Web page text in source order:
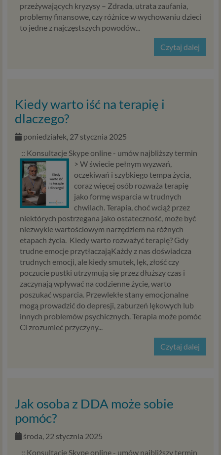
przeżywających kryzysy – Zdrada, utrata zaufania,
problemy finansowe, czy różnice w wychowaniu dzieci
to jedne z najczęstszych powodów...
Czytaj dalej
Kiedy warto iść na terapię i
dlaczego?
poniedziałek, 27 stycznia 2025
:: Konsultacje Skype online - umów najbliższy termin
> W świecie pełnym wyzwań,
oczekiwań i szybkiego tempa życia,
coraz więcej osób rozważa terapię
jako formę wsparcia w trudnych
chwilach. Terapia, choć wciąż przez
niektórych postrzegana jako ostateczność, może być
niezwykle wartościowym narzędziem na różnych
etapach życia. Kiedy warto rozważyć terapię? Gdy
trudne emocje przytłaczająKażdy z nas doświadcza
trudnych emocji, ale kiedy smutek, lęk, złość czy
poczucie pustki utrzymują się przez dłuższy czas i
zaczynają wpływać na codzienne życie, warto
poszukać wsparcia. Przewlekłe stany emocjonalne
mogą prowadzić do depresji, zaburzeń lękowych lub
innych problemów psychicznych. Terapia może pomóc
Ci zrozumieć przyczyny...
Czytaj dalej
Jak osoba z DDA może sobie
pomóc?
środa, 22 stycznia 2025
:: Konsultacje Skype online - umów najbliższy termin
Twoje dane będą przetwarzać Psychology Consulting
właściciel serwisu Psychorada.pl i Zaufani Partnerzy.
Twoje dane mogą być również powierzone do
przetwarzania innym podmiotom. W każdym takim
przypadku przekazanie danych nie uprawnia ich odbiorcy
agencją marketingową) lub usługodawcą (np. dostawcą
usług przechowywania danych). Dzięki temu możemy np.
lepiej dobrać najciekawsze lub najtańsze oferty
dopasowane dla Ciebie. W każdym przypadku
odpowiedzialności za ich przetwarzanie. Dane mogą być
też przekazywane organom publicznym, o ile upoważniają
ich do tego obowiązujące przepisy i przedstawią
odpowiednie żądanie, jednak nigdy w innym przypadku.
Cookies
Na naszych stronach internetowych i w aplikacjach
używamy technologii, takich jak pliki cookie, local storage i
podobnych służących do zbierania i przetwarzania danych
osobowych oraz danych eksploatacyjnych w celu
personalizowania udostępnianych treści i reklam oraz
analizowania ruchu na naszych stronach. W ten sposób
technologię tę wykorzystują również nasi Zaufani
Partnerzy. Cookies to dane informatyczne zapisywane w
plikach i przechowywane na Twoim urządzeniu
końcowym (tj. Twój komputer, tablet, smartphone itp.),
które przeglądarka wysyła do serwera przy
każdorazowym wejściu na stronę z tego urządzenia,
urządzenia.
Zaufani Partnerzy
To firmy i inne podmioty, z którymi współpracujemy
głównie w zakresie administracyjnym, technologicznym